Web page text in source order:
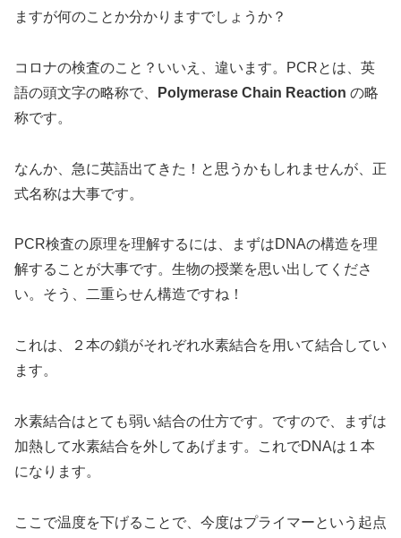
ますが何のことか分かりますでしょうか？
コロナの検査のこと？いいえ、違います。PCRとは、英
語の頭文字の略称で、
Polymerase Chain Reaction の略
称です。
なんか、急に英語出てきた！と思うかもしれませんが、正
式名称は大事です。
PCR検査の原理を理解するには、まずはDNAの構造を理
解することが大事です。生物の授業を思い出してくださ
い。そう、二重らせん構造ですね！
これは、２本の鎖がそれぞれ水素結合を用いて結合してい
ます。
水素結合はとても弱い結合の仕方です。ですので、まずは
加熱して水素結合を外してあげます。これでDNAは１本
になります。
ここで温度を下げることで、今度はプライマーという起点